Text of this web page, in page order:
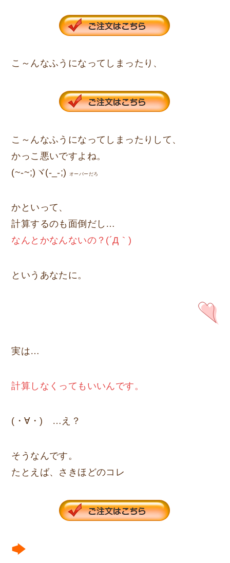
こ～んなふうになってしまったり、
こ～んなふうになってしまったりして、
かっこ悪いですよね。
(~-~;)ヾ(-_-;)オーバーだろ
かといって、
計算するのも面倒だし…
なんとかなんないの？(´Д｀)
というあなたに。
実は…
計算しなくってもいいんです。
(・∀・) …え？
そうなんです。
たとえば、さきほどのコレ